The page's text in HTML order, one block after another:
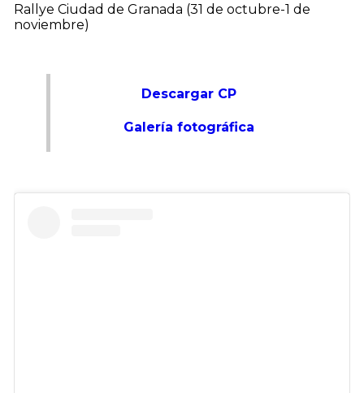
Rallye Ciudad de Granada (31 de octubre-1 de
noviembre)
Descargar CP
Galería fotográfica